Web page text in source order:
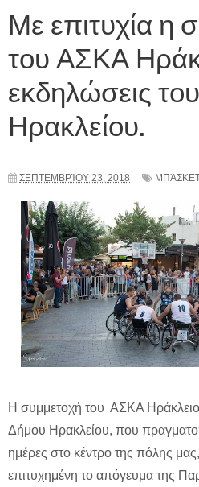
Με επιτυχία η
του ΑΣΚΑ
εκδηλώσεις
Ηρακλείου.
ΣΕΠΤΕΜΒΡΊΟΥ 23, 2018
Η συμμετοχή του ΑΣΚΑ Ηράκλειο
Δήμου Ηρακλείου, που
ημέρες στο κέντρο της πόλης
επιτυχημένη το απόγευμα της